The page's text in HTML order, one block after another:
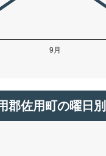
郡佐用町の曜日